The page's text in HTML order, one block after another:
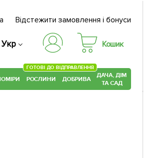
Відстежити замовлення і бонуси
Укр Кошик
РОСЛИНИ
ГОТОВІ ДО ВІДПРАВЛЕННЯ
ДОБРИВА
ДАЧА, ДІМ
ТА САД